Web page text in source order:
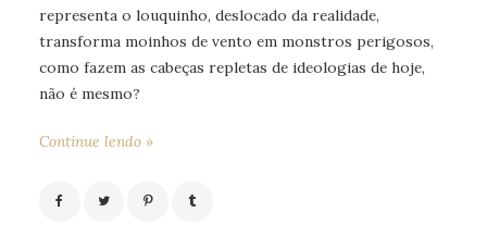
representa o louquinho, deslocado da realidade,
transforma moinhos de vento em monstros perigosos,
como fazem as cabeças repletas de ideologias de hoje,
não é mesmo?
Continue lendo »